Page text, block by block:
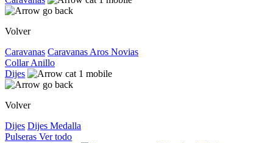
Volver
Caravanas Caravanas Aros Novias
CollarAnillo
Dijes
Volver
Dijes Dijes Medalla
Pulseras Ver todo